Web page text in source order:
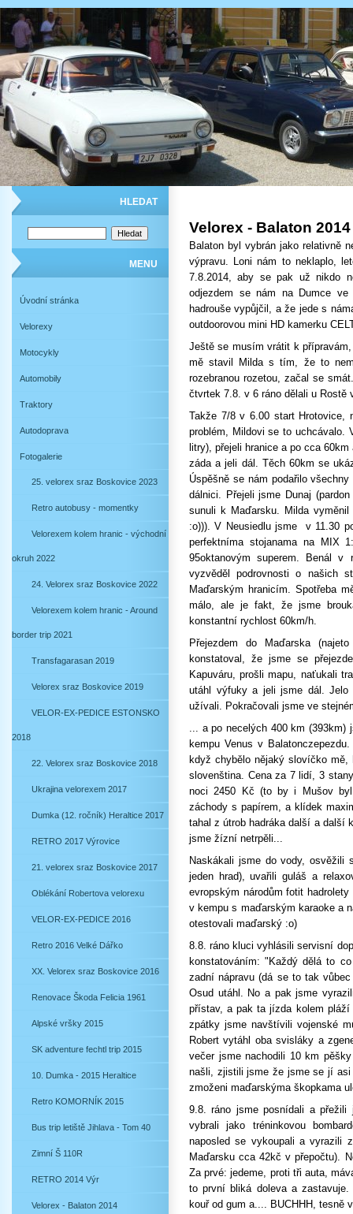
HLEDAT
MENU
Úvodní stránka
Velorexy
Motocykly
Automobily
Traktory
Autodoprava
Fotogalerie
25. velorex sraz Boskovice 2023
Retro autobusy - momentky
Velorexem kolem hranic - východní
okruh 2022
24. Velorex sraz Boskovice 2022
Velorexem kolem hranic - Around
border trip 2021
Transfagarasan 2019
Velorex sraz Boskovice 2019
VELOR-EX-PEDICE ESTONSKO
2018
22. Velorex sraz Boskovice 2018
Ukrajina velorexem 2017
Dumka (12. ročník) Heraltice 2017
RETRO 2017 Výrovice
21. velorex sraz Boskovice 2017
Oblékání Robertova velorexu
VELOR-EX-PEDICE 2016
Retro 2016 Velké Dářko
XX. Velorex sraz Boskovice 2016
Renovace Škoda Felicia 1961
Alpské vršky 2015
SK adventure fechtl trip 2015
10. Dumka - 2015 Heraltice
Retro KOMORNÍK 2015
Bus trip letiště Jihlava - Tom 40
Zimní Š 110R
RETRO 2014 Výr
Velorex - Balaton 2014
Velorex - Balaton 2014
Balaton byl vybrán jako relativně
výpravu. Loni nám to neklaplo,
7.8.2014, aby se pak už nikdo
odjezdem se nám na Dumce
hadrouše vypůjčil, a že jede s
outdoorovou mini HD kamerku
Ještě se musím vrátit k
mě stavil Milda s tím, že to
rozebranou rozetou, začal se
čtvrtek 7.8. v 6 ráno dělali u Rostě
Takže 7/8 v 6.00 start
problém, Mildovi se to uchcávalo.
litry), přejeli hranice a po cca
záda a jeli dál. Těch 60km se
Úspěšně se nám podařilo
dálnici. Přejeli jsme Dunaj
sunuli k Maďarsku. Milda
:o))). V Neusiedlu jsme v 11.30
perfektníma stojanama na MIX
95oktanovým superem. Benál
vyzvěděl podrovnosti o našich
Maďarským hranicím. Spotřeba
málo, ale je fakt, že jsme
konstantní rychlost 60km/h.
Přejezdem do Maďarska
konstatoval, že jsme se
Kapuváru, prošli mapu, naťukali
utáhl výfuky a jeli jsme dál.
užívali. Pokračovali jsme ve
... a po necelých 400 km (393km)
kempu Venus v
když chybělo nějaký slovíčko
slovenština. Cena za 7 lidí, 3
noci 2450 Kč (to by i Mušov
záchody s papírem, a klídek
tahal z útrob hadráka další a další
jsme žízní netrpěli...
Naskákali jsme do vody, osvěžili
jeden hrad), uvařili guláš a
evropským národům fotit
v kempu s maďarským karaoke a
otestovali maďarský :o)
8.8. ráno kluci vyhlásili servisní
konstatováním: "Každý dělá to
zadní nápravu (dá se to tak
Osud utáhl. No a pak jsme
přístav, a pak ta jízda kolem pláží
zpátky jsme navštívili vojenské
Robert vytáhl oba svisláky a
večer jsme nachodili 10 km
našli, zjistili jsme že jsme se jí
zmoženi maďarskýma škopkama
9.8. ráno jsme posnídali a
vybrali jako tréninkovou
naposled se vykoupali a vyrazili
Maďarsku cca 42kč v přepočtu).
Za prvé: jedeme, proti tři auta,
to první bliká doleva a
kouř od gum a.... BUCHHH, tesně